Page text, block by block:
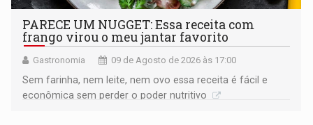
PARECE UM NUGGET: Essa receita com
frango virou o meu jantar favorito
Gastronomia 09 de Agosto de 2026 às 17:00
Sem farinha, nem leite, nem ovo essa receita é fácil e
econômica sem perder o poder nutritivo